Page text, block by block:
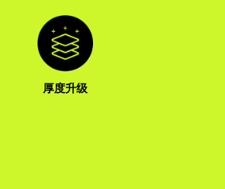
厚度升级